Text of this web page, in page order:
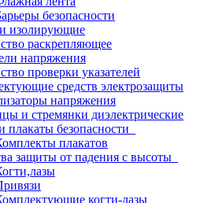
безопасности
изолирующие
раскрепляющее
напряжения
проверки указателей
средств электрозащиты
напряжения
и стремянки диэлектрические
плакаты безопасности
плакатов
защиты от падения с высоты
когти-лазы